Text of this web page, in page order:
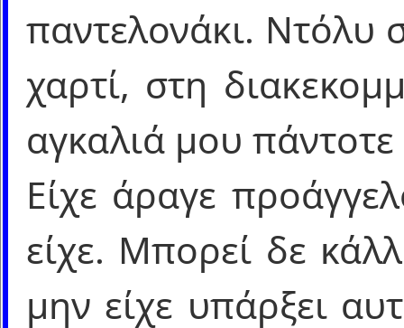
παντελονάκι. Ντόλυ
χαρτί, στη
αγκαλιά μου πάντοτε
Είχε άραγε
είχε. Μπορεί δε
μην είχε υπάρξει